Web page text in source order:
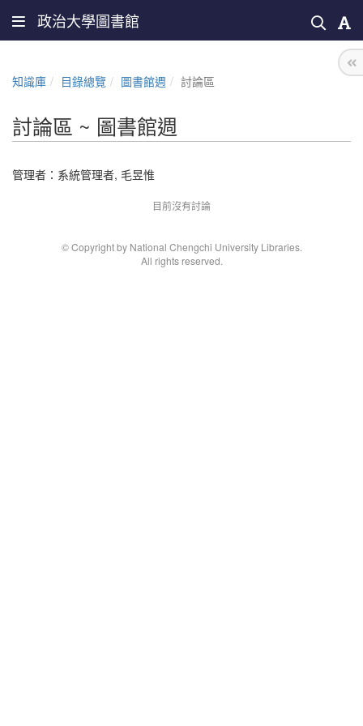
政治大學圖書館
知識庫 目錄總覽 圖書館週 討論區
討論區 ~ 圖書館週
管理者： 系統管理者, 毛昱惟
目前沒有討論
© Copyright by National Chengchi University Libraries.
All rights reserved.